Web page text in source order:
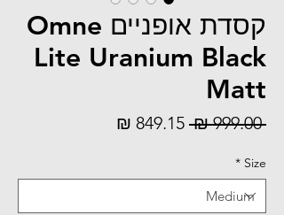
קסדת אופניים Omne
Lite Uranium Black
Matt
999.00 ₪
Regular
849.15 ₪
Size
*